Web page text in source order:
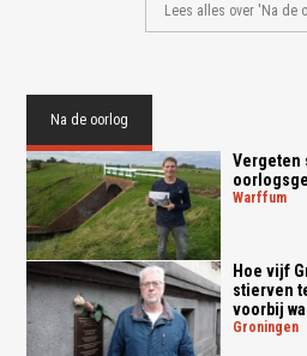
Lees alles over 'Na de
Na de oorlog
Vergeten
warffum
Hoe vijf
stierven
voorbij
groningen